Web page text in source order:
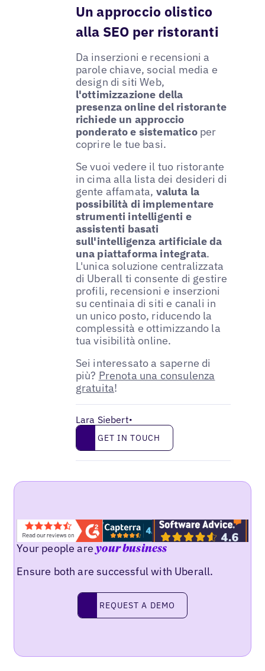
Un approccio olistico
alla SEO per ristoranti
Da inserzioni e recensioni a
parole chiave, social media e
design di siti Web,
l'ottimizzazione della
presenza online del ristorante
richiede un approccio
ponderato e sistematicoper
coprire le tue basi.
Se vuoi vedere il tuo ristorante
in cima alla lista dei desideri di
gente affamata, valuta la
possibilità di implementare
strumenti intelligenti e
assistenti basati
sull'intelligenza artificiale da
una piattaforma integrata.
L'unica soluzione centralizzata
di Uberall ti consente di gestire
profili, recensioni e inserzioni
su centinaia di siti e canali in
un unico posto, riducendo la
complessità e ottimizzando la
tua visibilità online.
Sei interessato a saperne di
più? Prenota una consulenza
gratuita!
Lara Siebert•
Get in touch
GET IN TOUCH
Your people areyour business
Ensure both are successful with Uberall.
Request a demo
REQUEST A DEMO